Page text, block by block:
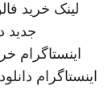
لینک خرید
جدید
اینستاگرام
اینستاگرام